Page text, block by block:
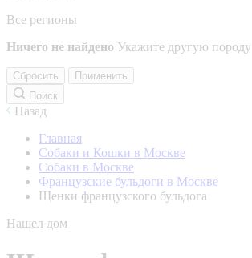
Все регионы
Ничего не найдено Укажите другую породу
Сбросить
Применить
Поиск
Назад
Главная
Собаки и Кошки в Москве
Собаки в Москве
Французские бульдоги в Москве
Щенки французского бульдога
Нашел дом